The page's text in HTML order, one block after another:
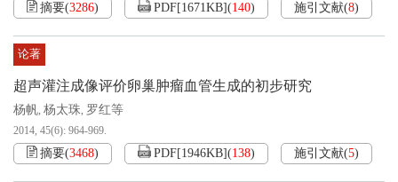
摘要(3286) PDF[1671KB](140) 施引文献(8)
论著
超声灌注成像评价卵巢肿瘤血管生成的初步研究
杨帆, 杨太珠, 罗红等
2014, 45(6): 964-969.
摘要(3468) PDF[1946KB](138) 施引文献(5)